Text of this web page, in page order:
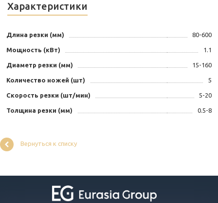
Характеристики
Длина резки (мм) 80-600
Мощность (кВт) 1.1
Диаметр резки (мм) 15-160
Количество ножей (шт) 5
Скорость резки (шт/мин) 5-20
Толщина резки (мм) 0.5-8
Вернуться к списку